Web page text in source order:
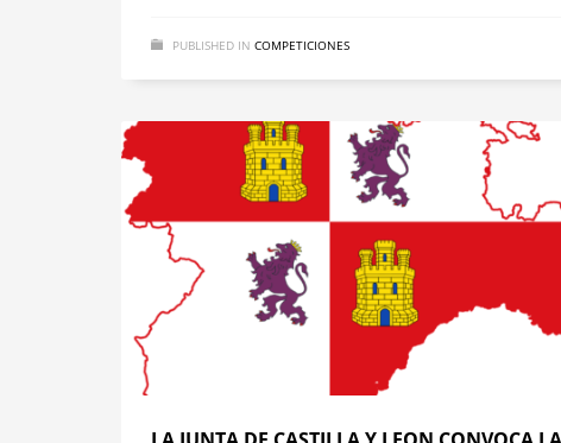
PUBLISHED IN COMPETICIONES